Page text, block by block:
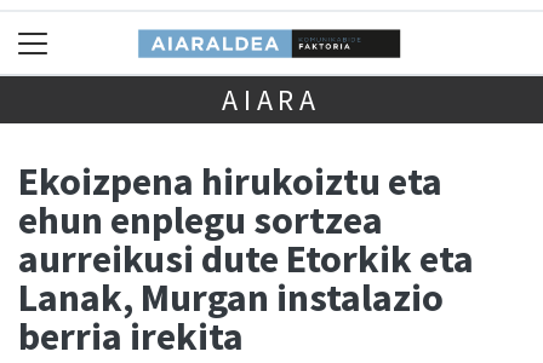
AIARA
Ekoizpena hirukoiztu eta
ehun enplegu sortzea
aurreikusi dute Etorkik eta
Lanak, Murgan instalazio
berria irekita